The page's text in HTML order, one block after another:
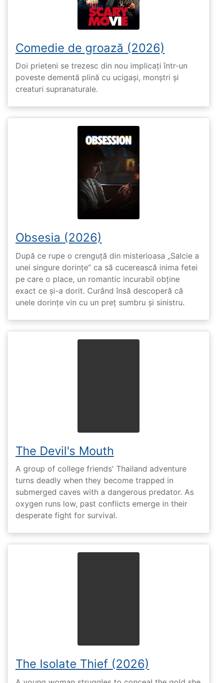
Comedie de groază (2026)
Doi prieteni se trezesc din nou implicați într-un
poveste dementă plină cu ucigași, monștri și
creaturi supranaturale.
Obsesia (2026)
După ce rupe o crenguță din misterioasa „Salcie a
unei singure dorințe” ca să cucerească inima fetei
pe care o place, un romantic incurabil obține
exact ce și-a dorit. Curând însă descoperă că
unele dorințe vin cu un preț sumbru și sinistru.
The Devil's Mouth
A group of college friends' Thailand adventure
turns deadly when they become trapped in
submerged caves with a dangerous predator. As
oxygen runs low, past conflicts emerge in their
desperate fight for survival.
The Isolate Thief (2026)